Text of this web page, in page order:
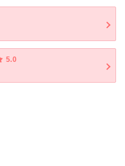
5.0